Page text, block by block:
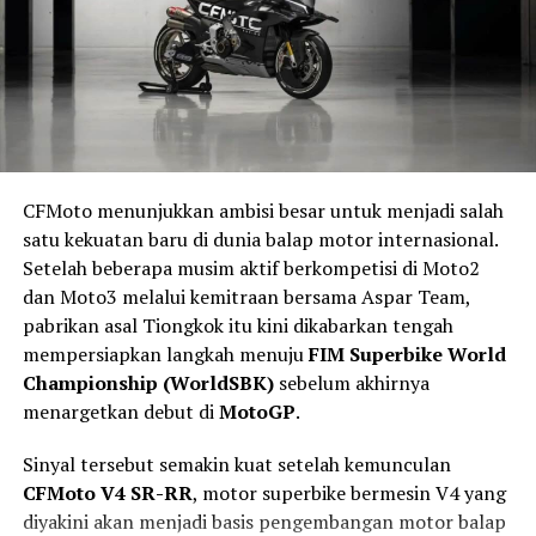
Dimensinya juga tergolong kompak, dengan panjang
2.005 mm, lebar 770 mm, tinggi 1.090 mm, dan
wheelbase 1.280 mm. Ground clearance mencapai
mm, sehingga cukup menunjang penggunaan di jalan
perkotaan maupun ketika melewati permukaan jalan
yang tidak rata.
Kombinasi bobot ringan dan jok yang relatif rendah
membuat motor ini lebih mudah dikendalikan, terutama
ketika harus berhenti, bermanuver di lalu lintas padat,
maupun saat parkir.
Kaki-Kaki Bergaya Klasik
Untuk sektor suspensi, Suzuki GN160 menggunakan
fork teleskopik di depan dan suspensi ganda
plate aluminiumsebagai pelindung bagian bawah
mesin. Area garpu depan juga mendapatkan pelindung
tambahan untuk membantu mengurangi risiko benturan
saat melewati medan yang lebih menantang.
Mesin 190 cc dengan Tenaga 19 HP
CFMoto menunjukkan ambisi besar untuk menjadi salah
satu kekuatan baru di dunia balap motor internasional.
Setelah beberapa musim aktif berkompetisi di Moto2
dan Moto3 melalui kemitraan bersama Aspar Team,
pabrikan asal Tiongkok itu kini dikabarkan tengah
mempersiapkan langkah menujuFIM Superbike World
Championship (WorldSBK)sebelum akhirnya
menargetkan debut diMotoGP.
Sinyal tersebut semakin kuat setelah kemunculan
CFMoto V4 SR-RR, motor superbike bermesin V4 yang
diyakini akan menjadi basis pengembangan motor balap